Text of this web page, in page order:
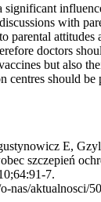
significant
with
parental attitudes
doctors
but also
centres should be
E,
szczepień
7.
nas/aktualnosci/